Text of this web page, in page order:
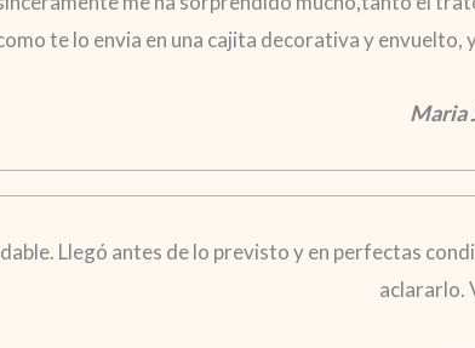
te lo envia en una cajita decorativa y
Maria
Llegó antes de lo previsto y en perfectas
aclararlo.